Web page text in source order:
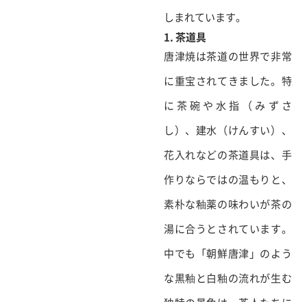
しまれています。
1. 茶道具
唐津焼は茶道の世界で非常
に重宝されてきました。特
に茶碗や水指（みずさ
し）、建水（けんすい）、
花入れなどの茶道具は、手
作りならではの温もりと、
素朴な釉薬の味わいが茶の
湯に合うとされています。
中でも「朝鮮唐津」のよう
な黒釉と白釉の流れが生む